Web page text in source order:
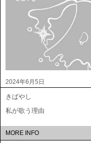
2024年6月5日
きばやし
私が歌う理由
MORE INFO